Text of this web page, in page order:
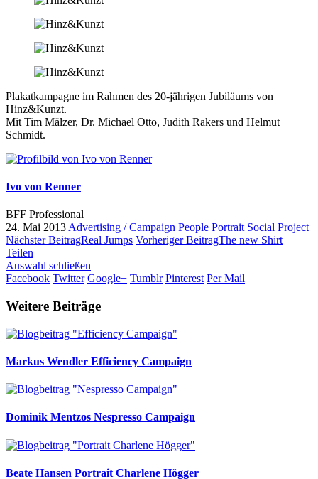
Plakatkampagne im Rahmen des 20-jährigen Jubiläums von
Hinz&Kunzt.
Mit Tim Mälzer, Dr. Michael Otto, Judith Rakers und Helmut
Schmidt.
Ivo von Renner
BFF Professional
24. Mai 2013 Advertising / Campaign People Portrait Social Project
Nächster BeitragReal Jumps Vorheriger BeitragThe new Shirt
Teilen
Auswahl schließen
Facebook Twitter Google+ Tumblr Pinterest Per Mail
Weitere Beiträge
Markus Wendler Efficiency Campaign
Dominik Mentzos Nespresso Campaign
Beate Hansen Portrait Charlene Högger